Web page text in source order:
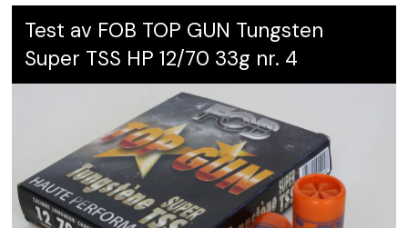
Test av FOB TOP GUN Tungsten
Super TSS HP 12/70 33g nr. 4